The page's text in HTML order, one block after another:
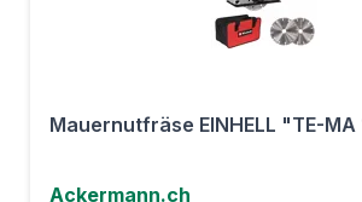
Mauernutfräse EINHELL "TE-
Ackermann.ch